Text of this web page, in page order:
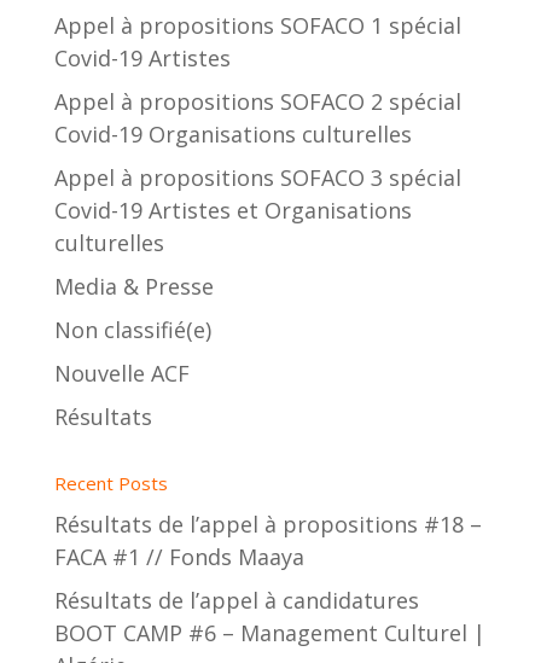
Appel à propositions SOFACO 1 spécial
Covid-19 Artistes
Appel à propositions SOFACO 2 spécial
Covid-19 Organisations culturelles
Appel à propositions SOFACO 3 spécial
Covid-19 Artistes et Organisations
culturelles
Media & Presse
Non classifié(e)
Nouvelle ACF
Résultats
Recent Posts
Résultats de l’appel à propositions #18 –
FACA #1 // Fonds Maaya
Résultats de l’appel à candidatures
BOOT CAMP #6 – Management Culturel |